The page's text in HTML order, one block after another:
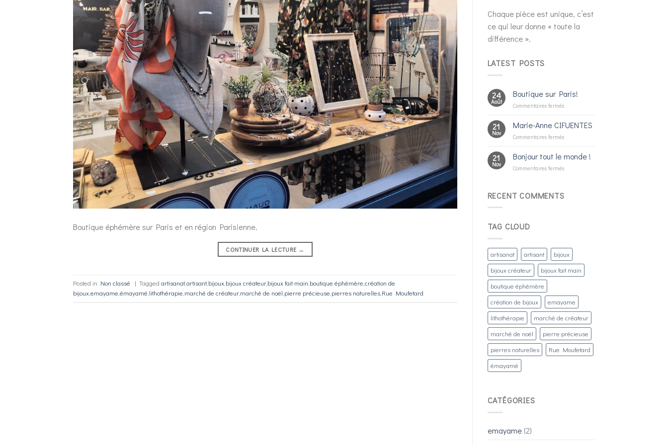
Boutique éphémère sur Paris et en région Parisienne.
CONTINUER LA LECTURE →
Posted in Non classé | Tagged artisanat,artisant,bijoux,bijoux créateur,bijoux fait main,boutique éphémère,création de
bijoux,emayame,émayamé,lithothérapie,marché de créateur,marché de noël,pierre précieuse,pierres naturelles,Rue Moufetard
Chaque pièce est unique, c’est
ce qui leur donne « toute la
différence ».
LATEST POSTS
24
Août
Boutique sur Paris!
Commentaires ferméssur
sur
Paris!
21
Nov
Marie-Anne CIFUENTES
Commentaires ferméssur
CIFUENTES
21
Nov
Bonjour tout le monde !
Commentaires ferméssur
le
RECENT COMMENTS
TAG CLOUD
artisanat artisant
bijoux
bijoux créateur
bijoux fait main
boutique éphémère
création de bijoux
emayame
lithothérapie
marché de créateur
marché de noël
pierre précieuse
pierres naturelles
Rue Moufetard
émayamé
CATÉGORIES
emayame(2)